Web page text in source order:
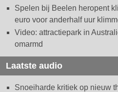
Spelen bij Beelen heropent
euro voor anderhalf uur
Video: attractiepark in
omarmd
Laatste audio
Snoeiharde kritiek op nieuw